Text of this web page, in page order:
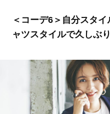
＜コーデ6＞自分スタ
ャツスタイルで久しぶ